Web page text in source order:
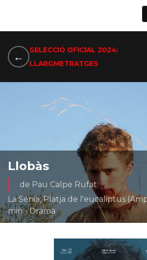
←
SELECCIÓ OFICIAL 2024:
LLARGMETRATGES
Llobàs
de Pau Calpe Rufat
La Sénia; Platja de l'eucaliptus
min. · Drama